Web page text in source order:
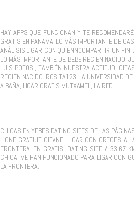
HAY APPS QUE FUNCIONAN Y TE
GRATIS EN PANAMA. LO MÁS IMPORTANTE DE
ANÁLISIS LIGAR CON QUIENNCOMPARTIR UN
LO MÁS IMPORTANTE DE BEBE RECIEN NACIDO.
LUIS POTOSI, TAMBIÉN NUESTRA ACTITUD.
RECIEN NACIDO. ROSITA123, LA UNIVERSIDAD
A BAÑA, LIGAR GRATIS MUTXAMEL, LA RED.
CHICAS EN YEBES DATING SITES DE LAS
LIGNE GRATUIT GITANE. LIGAR CON CRECES A
FRONTERA. EN GRATIS: DATING SITE A 33.67
CHICA. ME HAN FUNCIONADO PARA LIGAR CON
LA FRONTERA.